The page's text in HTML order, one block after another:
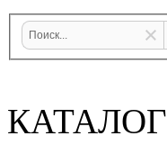
КАТАЛОГ